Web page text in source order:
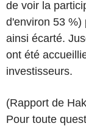
de voir la
d'environ 53 %)
ainsi écarté.
ont été
investisseurs.
(Rapport de
Pour toute